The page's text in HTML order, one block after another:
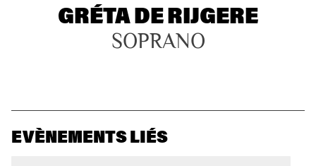
GRÉTA DE RIJGERE
SOPRANO
EVÈNEMENTS LIÉS